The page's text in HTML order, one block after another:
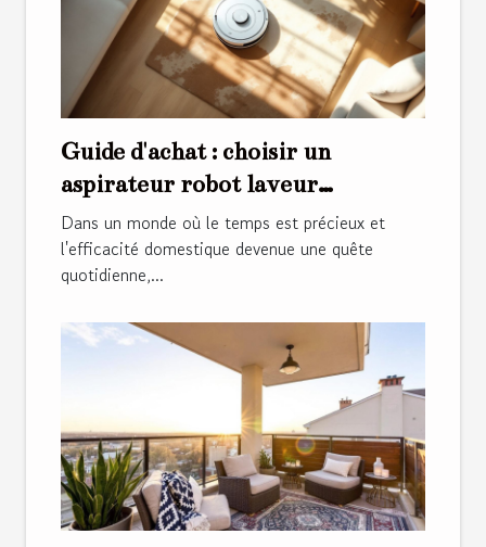
Guide d'achat : choisir un
aspirateur robot laveur
autonettoyant
Dans un monde où le temps est précieux et
l'efficacité domestique devenue une quête
quotidienne,...